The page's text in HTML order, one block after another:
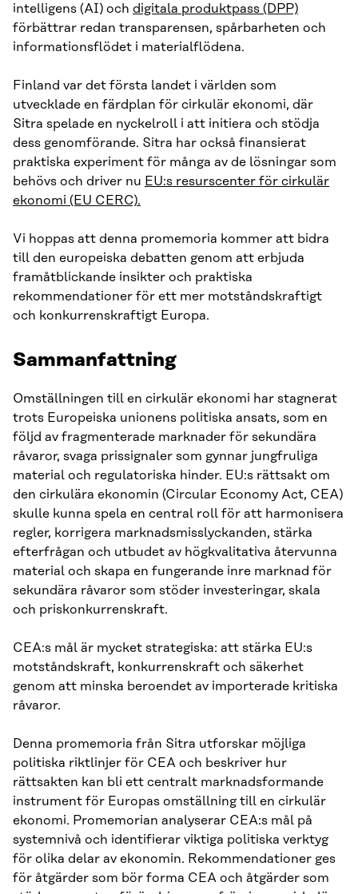
intelligens (AI) och digitala produktpass (DPP)
förbättrar redan transparensen, spårbarheten och
informationsflödet i materialflödena.
Finland var det första landet i världen som
utvecklade en färdplan för cirkulär ekonomi, där
Sitra spelade en nyckelroll i att initiera och stödja
dess genomförande. Sitra har också finansierat
praktiska experiment för många av de lösningar som
behövs och driver nu EU:s resurscenter för cirkulär
ekonomi (EU CERC).
Vi hoppas att denna promemoria kommer att bidra
till den europeiska debatten genom att erbjuda
framåtblickande insikter och praktiska
rekommendationer för ett mer motståndskraftigt
och konkurrenskraftigt Europa.
Sammanfattning
Omställningen till en cirkulär ekonomi har stagnerat
trots Europeiska unionens politiska ansats, som en
följd av fragmenterade marknader för sekundära
råvaror, svaga prissignaler som gynnar jungfruliga
material och regulatoriska hinder. EU:s rättsakt om
den cirkulära ekonomin (Circular Economy Act, CEA)
skulle kunna spela en central roll för att harmonisera
regler, korrigera marknadsmisslyckanden, stärka
efterfrågan och utbudet av högkvalitativa återvunna
material och skapa en fungerande inre marknad för
sekundära råvaror som stöder investeringar, skala
och priskonkurrenskraft.
CEA:s mål är mycket strategiska: att stärka EU:s
motståndskraft, konkurrenskraft och säkerhet
genom att minska beroendet av importerade kritiska
råvaror.
Denna promemoria från Sitra utforskar möjliga
politiska riktlinjer för CEA och beskriver hur
rättsakten kan bli ett centralt marknadsformande
instrument för Europas omställning till en cirkulär
ekonomi. Promemorian analyserar CEA:s mål på
systemnivå och identifierar viktiga politiska verktyg
för olika delar av ekonomin. Rekommendationer ges
för åtgärder som bör forma CEA och åtgärder som